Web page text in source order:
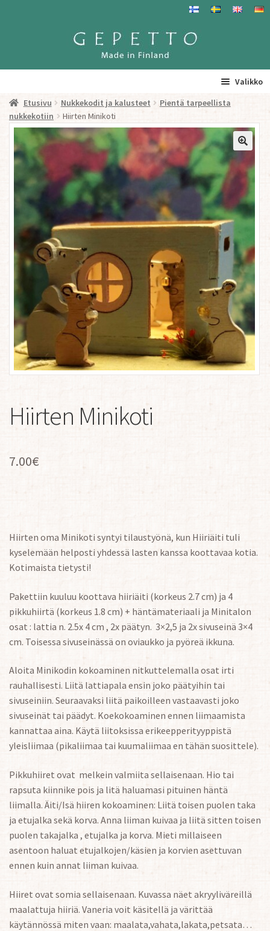
Siirry
Siirry
Valikko
Etusivu
Tuotteet
Yhteystiedot/ Gepetosta
Jälleenmyyjät ja agentit
Tavataan täällä
Gepetto Jälleenmyyjille
Etusivu Nukkekodit ja kalusteet
Pientä tarpeellista
nukkekotiin
Hiirten Minikoti
Hiirten Minikoti
7.00€
Hiirten oma Minikoti syntyi tilaustyönä, kun Hiiriäiti tuli
kyselemään helposti yhdessä lasten kanssa koottavaa kotia.
Kotimaista tietysti!
Pakettiin kuuluu koottava hiiriäiti (korkeus 2.7 cm) ja 4
pikkuhiirtä (korkeus 1.8 cm) + häntämateriaali ja Minitalon
osat : lattia n. 2.5x 4 cm , 2x päätyn. 3×2,5 ja 2x sivuseinä 3×4
cm. Toisessa sivuseinässä on oviaukko ja pyöreä ikkuna.
Aloita Minikodin kokoaminen nitkuttelemalla osat irti
rauhallisesti. Liitä lattiapala ensin joko päätyihin tai
sivuseiniin. Seuraavaksi liitä paikoilleen vastaavasti joko
sivuseinät tai päädyt. Koekokoaminen ennen liimaamista
kannattaa aina. Käytä liitoksissa erikeepperityyppistä
yleisliimaa (pikaliimaa tai kuumaliimaa en tähän suosittele).
Pikkuhiiret ovat melkein valmiita sellaisenaan. Hio tai
rapsuta kiinnike pois ja litä haluamasi pituinen häntä
liimalla. Äiti/Isä hiiren kokoaminen: Liitä toisen puolen taka
ja etujalka sekä korva. Anna liiman kuivaa ja liitä sitten toisen
puolen takajalka , etujalka ja korva. Mieti millaiseen
asentoon haluat etujalkojen/käsien ja korvien asettuvan
ennen kuin annat liiman kuivaa.
Hiiret ovat somia sellaisenaan. Kuvassa näet akryyliväreillä
maalattuja hiiriä. Vaneria voit käsitellä ja värittää
käytännössä miten vaan: maalata,vahata,lakata,petsata…